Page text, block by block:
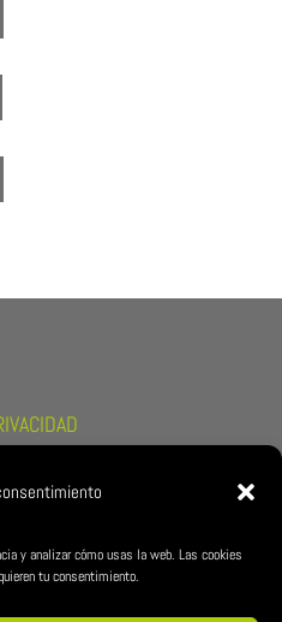
y analizar cómo usas la web. Las cookies
tu consentimiento.
COMPRA Y
DE ESTERIBAR